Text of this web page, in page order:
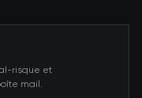
risque et
mail.